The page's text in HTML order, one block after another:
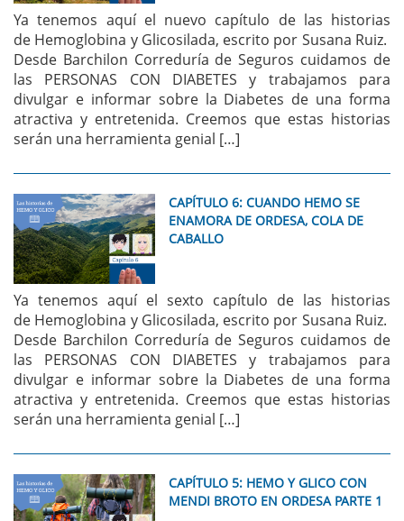
Ya tenemos aquí el nuevo capítulo de las historias
de Hemoglobina y Glicosilada, escrito por Susana Ruiz.
Desde Barchilon Correduría de Seguros cuidamos de
las PERSONAS CON DIABETES y trabajamos para
divulgar e informar sobre la Diabetes de una forma
atractiva y entretenida. Creemos que estas historias
serán una herramienta genial […]
CAPÍTULO 6: CUANDO HEMO SE
ENAMORA DE ORDESA, COLA DE
CABALLO
Ya tenemos aquí el sexto capítulo de las historias
de Hemoglobina y Glicosilada, escrito por Susana Ruiz.
Desde Barchilon Correduría de Seguros cuidamos de
las PERSONAS CON DIABETES y trabajamos para
divulgar e informar sobre la Diabetes de una forma
atractiva y entretenida. Creemos que estas historias
serán una herramienta genial […]
CAPÍTULO 5: HEMO Y GLICO CON
MENDI BROTO EN ORDESA PARTE 1